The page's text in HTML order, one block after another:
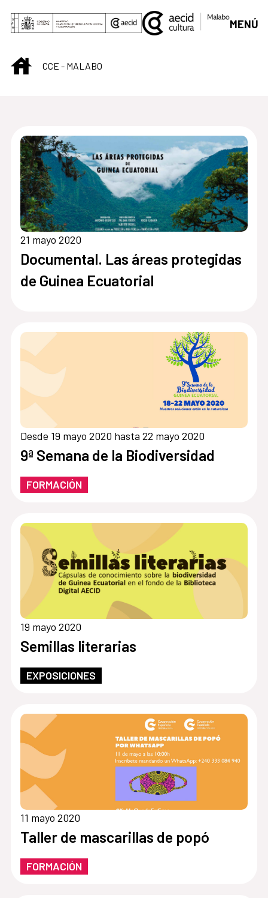
Saltar al contenido principal
MENÚ
INICIOCCE - MALABO
21 mayo 2020
Documental. Las áreas protegidas
de Guinea Ecuatorial
Desde 19 mayo 2020 hasta 22 mayo 2020
9ª Semana de la Biodiversidad
FORMACIÓN
19 mayo 2020
Semillas literarias
EXPOSICIONES
11 mayo 2020
Taller de mascarillas de popó
FORMACIÓN